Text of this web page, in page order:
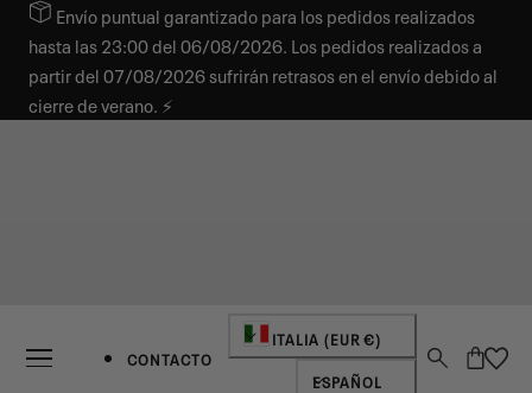
AL CONTENIDOEnvío puntual garantizado para los pedidos realizados
hasta las 23:00 del 06/08/2026. Los pedidos realizados a
partir del 07/08/2026 sufrirán retrasos en el envío debido al
cierre de verano. ⚡
CONTACTO
País/región
ITALIA (EUR €)
Idioma
ESPAÑOL
Carro